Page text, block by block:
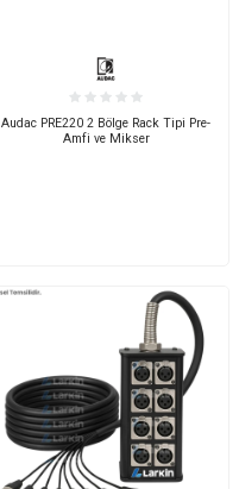
Audac PRE220 2 Bölge Rack Tipi Pre-
Amfi ve Mikser